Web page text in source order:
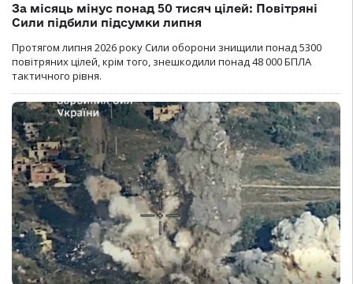
За місяць мінус понад 50 тисяч цілей: Повітряні
Сили підбили підсумки липня
Протягом липня 2026 року Cили оборони знищили понад 5300
повітряних цілей, крім того, знешкодили понад 48 000 БПЛА
тактичного рівня.